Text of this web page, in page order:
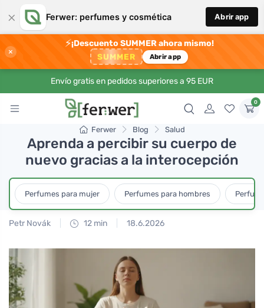
× Ferwer: perfumes y cosmética Abrir app
×
⚡¡Descuento SUMMER ahora mismo!
SUMMER Abrir app
Envío gratis en pedidos superiores a 95 EUR
0
Ferwer Blog Salud
Aprenda a percibir su cuerpo de
nuevo gracias a la interocepción
Perfumes para mujer Perfumes para hombres
Petr Novák 12 min 18.6.2026